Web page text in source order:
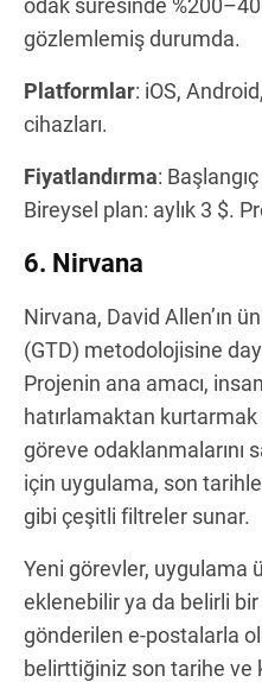
gözlemlemiş durumda.
Platformlar: iOS,
cihazları.
Fiyatlandırma:
Bireysel plan: aylık 3 $.
6. Nirvana
Nirvana, David Allen’ın
(GTD) metodolojisine
Projenin ana amacı,
hatırlamaktan kurtarmak
göreve odaklanmalarını
için uygulama, son
gibi çeşitli filtreler sunar.
Yeni görevler, uygulama
eklenebilir ya da belirli
gönderilen e-postalarla
belirttiğiniz son tarihe ve